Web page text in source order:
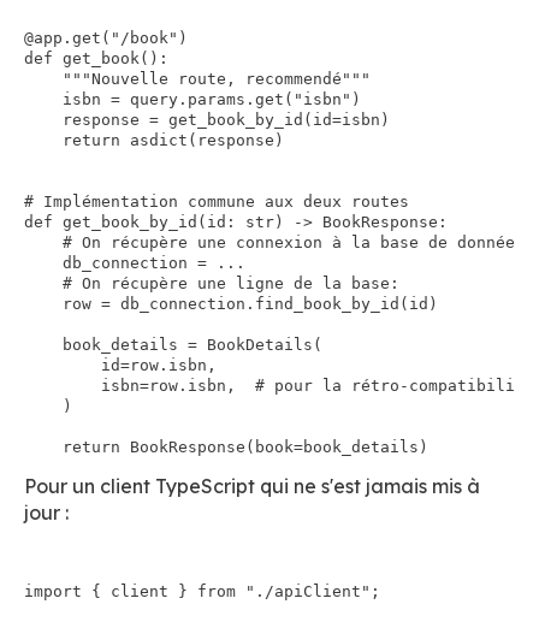
@app.get("/book")
def get_book():
    """Nouvelle route, recommendé"""
    isbn = query.params.get("isbn")
    response = get_book_by_id(id=isbn)
    return asdict(response)
# Implémentation commune aux deux routes
def get_book_by_id(id: str) -> BookResponse:
# On récupère une connexion à la base de données
    db_connection = ...
    # On récupère une ligne de la base:
    row = db_connection.find_book_by_id(id)
    book_details = BookDetails(
        id=row.isbn,
        isbn=row.isbn,  # pour la rétro-compatibilité
    )
Pour un client TypeScript qui ne s'est jamais mis à
jour :
import { client } from "./apiClient";